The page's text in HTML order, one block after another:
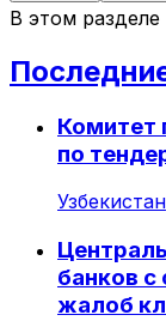
В этом
Комитет
по
Узбекистан
банков
жалоб